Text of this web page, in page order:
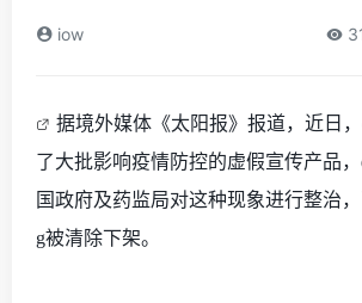
iow
据境外媒体《太阳报》报道，近日，
了大批影响疫情防控的虚假宣传产品
国政府及药监局对这种现象进行整治
g被清除下架。